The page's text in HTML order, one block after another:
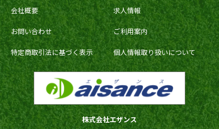
会社概要 求人情報
お問い合わせ ご利用案内
特定商取引法に基づく表示 個人情報取り扱いについて
株式会社エザンス